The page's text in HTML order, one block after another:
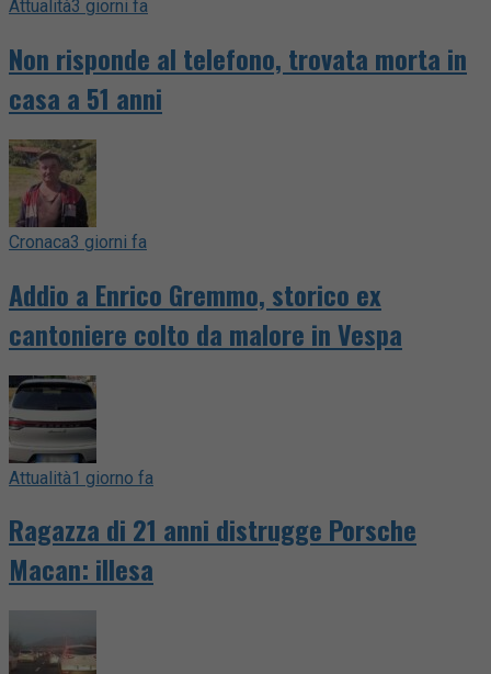
Attualità3 giorni fa
Non risponde al telefono, trovata morta in
casa a 51 anni
Cronaca3 giorni fa
Addio a Enrico Gremmo, storico ex
cantoniere colto da malore in Vespa
Attualità1 giorno fa
Ragazza di 21 anni distrugge Porsche
Macan: illesa